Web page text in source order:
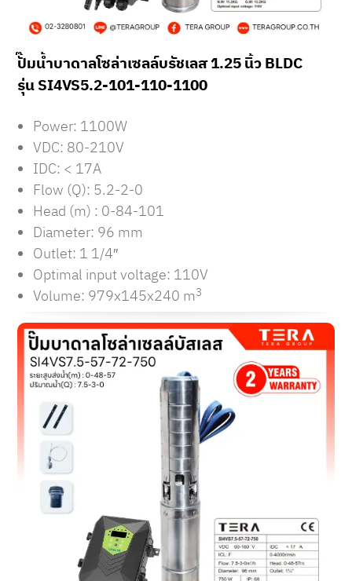
ปั๊มน้ำบาดาลโซล่าเซลล์บรัชเลส 1.25 นิ้ว BLDC
รุ่น SI4VS5.2-101-110-1100
Power: 1100W
VDC: 80-210V
IDC: < 17A
Flow (Q): 5.2-2-0
Head (m) : 0-84-101
Diameter: 96 mm
Outlet: 1 1/4″
Optimal input voltage: 110V
Volume: 979x145x240 m3